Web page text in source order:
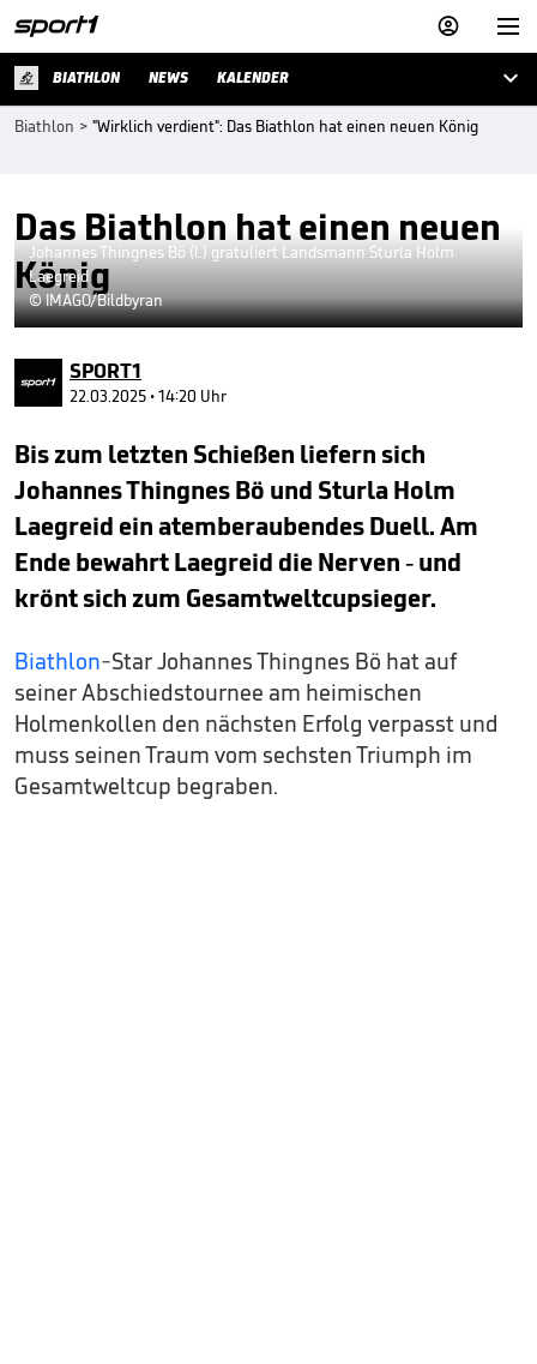


BIATHLON NEWS KALENDER 
Biathlon > "Wirklich verdient": Das Biathlon hat einen neuen König
Das Biathlon hat einen neuen
König
Johannes Thingnes Bö (l.) gratuliert Landsmann Sturla Holm
Laegreid
© IMAGO/Bildbyran
SPORT1
22.03.2025 • 14:20 Uhr
Bis zum letzten Schießen liefern sich
Johannes Thingnes Bö und Sturla Holm
Laegreid ein atemberaubendes Duell. Am
Ende bewahrt Laegreid die Nerven - und
krönt sich zum Gesamtweltcupsieger.
Biathlon-Star Johannes Thingnes Bö hat auf
seiner Abschiedstournee am heimischen
Holmenkollen den nächsten Erfolg verpasst und
muss seinen Traum vom sechsten Triumph im
Gesamtweltcup begraben.